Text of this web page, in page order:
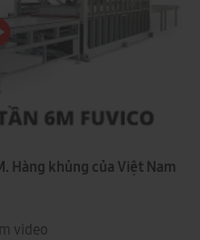
Hàng khủng của Việt Nam
video